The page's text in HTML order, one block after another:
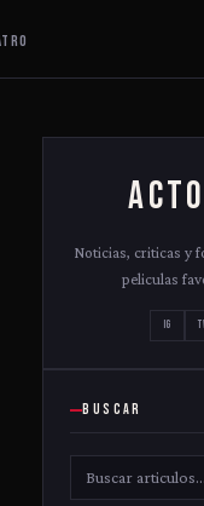
Noticias, criticas y
peliculas
IG
BUSCAR